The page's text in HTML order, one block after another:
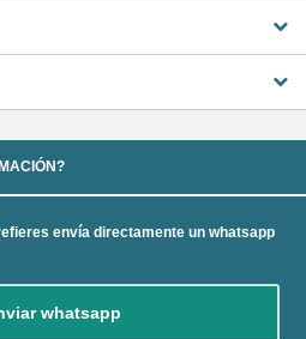
envía directamente un whatsapp
whatsapp